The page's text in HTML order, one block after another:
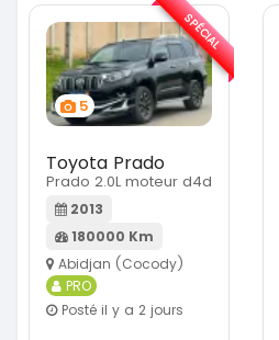
5
Toyota Prado
Prado 2.0L moteur d4d
2013
180000 Km
Abidjan (Cocody)
PRO
Posté il y a 2 jours
SPÉCIAL